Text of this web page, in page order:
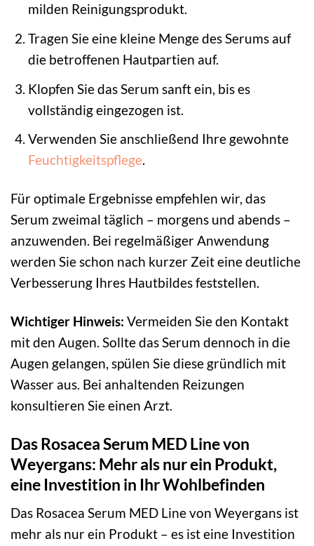
milden Reinigungsprodukt.
Tragen Sie eine kleine Menge des Serums auf
die betroffenen Hautpartien auf.
Klopfen Sie das Serum sanft ein, bis es
vollständig eingezogen ist.
Verwenden Sie anschließend Ihre gewohnte
Feuchtigkeitspflege.
Für optimale Ergebnisse empfehlen wir, das
Serum zweimal täglich – morgens und abends –
anzuwenden. Bei regelmäßiger Anwendung
werden Sie schon nach kurzer Zeit eine deutliche
Verbesserung Ihres Hautbildes feststellen.
Wichtiger Hinweis: Vermeiden Sie den Kontakt
mit den Augen. Sollte das Serum dennoch in die
Augen gelangen, spülen Sie diese gründlich mit
Wasser aus. Bei anhaltenden Reizungen
konsultieren Sie einen Arzt.
Das Rosacea Serum MED Line von
Weyergans: Mehr als nur ein Produkt,
eine Investition in Ihr Wohlbefinden
Das Rosacea Serum MED Line von Weyergans ist
mehr als nur ein Produkt – es ist eine Investition